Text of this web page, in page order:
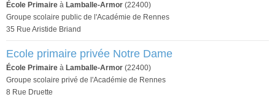
École Primaire à Lamballe-Armor (22400)
Groupe scolaire public de l'Académie de Rennes
35 Rue Aristide Briand
Ecole primaire privée Notre Dame
École Primaire à Lamballe-Armor (22400)
Groupe scolaire privé de l'Académie de Rennes
8 Rue Druette